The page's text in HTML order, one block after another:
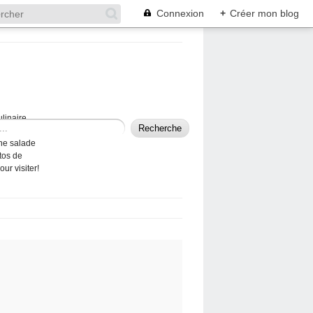
Connexion + Créer mon blog
une
salade
de
visiter!